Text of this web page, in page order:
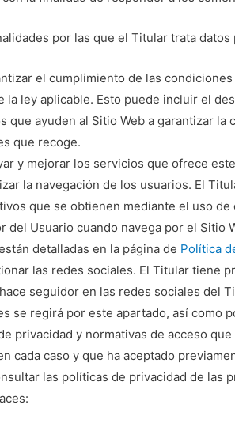
por las que el Titular trata datos
el cumplimiento de las
la ley aplicable. Esto puede incluir el
que ayuden al Sitio Web a garantizar la
que recoge.
y mejorar los servicios que ofrece
la navegación de los usuarios. El
que se obtienen mediante el uso
del Usuario cuando navega por el Sitio
detalladas en la página de Política
las redes sociales. El Titular tiene
seguidor en las redes sociales del
se regirá por este apartado, así como
privacidad y normativas de acceso
cada caso y que ha aceptado
las políticas de privacidad de las